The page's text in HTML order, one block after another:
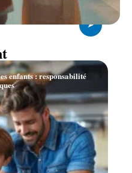
enfants : responsabilité